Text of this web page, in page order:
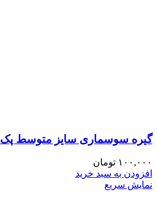
گیره سوسماری سایز متوسط پک 10 عددی
۱۰۰,۰۰۰ تومان
افزودن به سبد خرید
نمایش سریع